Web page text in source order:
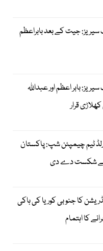
جیت کے بعد بابراعظم
بابر اعظم اور عبداللہ
قرار
ٹیم چیمپئن شپ: پاکستان
کا جنوبی کوریا کی ہاکی
کا اہتمام